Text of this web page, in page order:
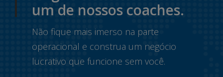
um de nossos coaches.
Não fique mais imerso na parte
operacional e construa um negócio
lucrativo que funcione sem você.